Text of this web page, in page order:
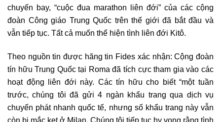
chuyến bay, “cuộc đua marathon liên đới” của các cộng
đoàn Công giáo Trung Quốc trên thế giới đã bắt đầu và
vẫn tiếp tục. Tất cả muốn thể hiện tình liên đới Kitô.
Theo nguồn tin được hãng tin Fides xác nhận: Cộng đoàn
tín hữu Trung Quốc tại Roma đã tích cực tham gia vào các
hoạt động liên đới này. Các tín hữu cho biết “một tuần
trước, chúng tôi đã gửi 4 ngàn khẩu trang qua dịch vụ
chuyển phát nhanh quốc tế, nhưng số khẩu trang này vẫn
còn bị mắc kẹt ở Milan. Chúng tôi tiếp tục hy vọng rằng tình